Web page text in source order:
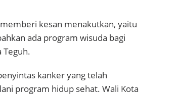
kesan menakutkan, yaitu
ada program wisuda bagi
Teguh.
kanker yang telah
program hidup sehat. Wali Kota